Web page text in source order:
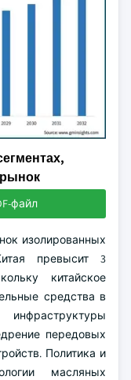
файл
изолированных
превысит 3
китайское
средства в
передовых
Политика и
масляных